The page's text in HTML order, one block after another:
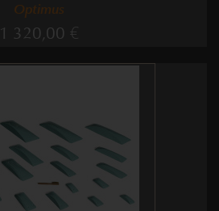
Optimus
1 320,00 €